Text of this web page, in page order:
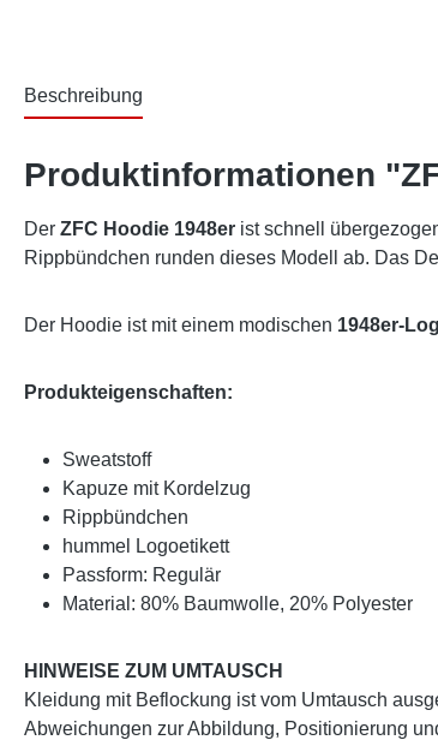
Beschreibung
Produktinformationen
Der ZFC Hoodie 1948er ist schnell
Rippbündchen runden dieses Modell ab. Das
Der Hoodie ist mit einem modischen 1948er-
Produkteigenschaften:
Sweatstoff
Kapuze mit Kordelzug
Rippbündchen
hummel Logoetikett
Passform: Regulär
Material: 80% Baumwolle, 20% Polyester
HINWEISE ZUM UMTAUSCH
Kleidung mit Beflockung ist vom Umtausch
Abweichungen zur Abbildung, Positionierung